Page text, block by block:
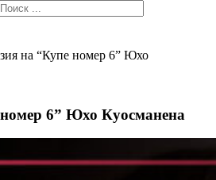
на “Купе номер 6” Юхо
6” Юхо Куосманена